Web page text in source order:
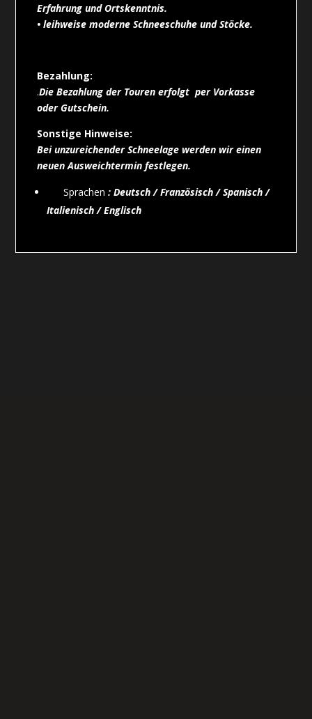
Erfahrung und Ortskenntnis.
• leihweise moderne Schneeschuhe und Stöcke.
Bezahlung:
.Die Bezahlung der Touren erfolgt per Vorkasse
oder Gutschein.
Sonstige Hinweise:
Bei unzureichender Schneelage werden wir einen
neuen Ausweichtermin festlegen.
Sprachen: Deutsch / Französisch / Spanisch /
Italienisch / Englisch